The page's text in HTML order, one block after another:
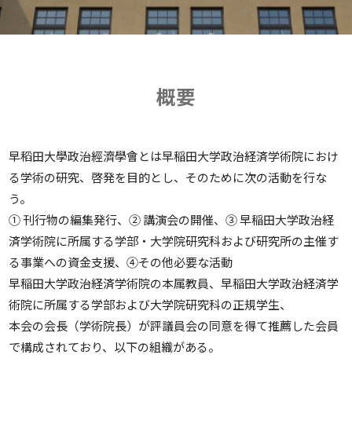
概要
早稻田大學政治經濟學會とは早稲田大学政治経済学術院におけ
る学術の研究、啓発を目的とし、そのために次の活動を行な
う。
① 刊行物の編集発行、② 講演会の開催、③ 早稲田大学政治経
済学術院に所属する学部・大学院研究科および研究所の主催す
る事業への資金支援、④その他必要な活動
早稲田大学政治経済学術院の本属教員、早稲田大学政治経済学
術院に所属する学部および大学院研究科の正規学生、
本会の会長（学術院長）が評議員会の同意を得て推薦した会員
で構成されており、以下の組織がある。